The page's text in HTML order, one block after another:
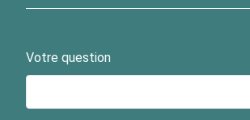
Votre question